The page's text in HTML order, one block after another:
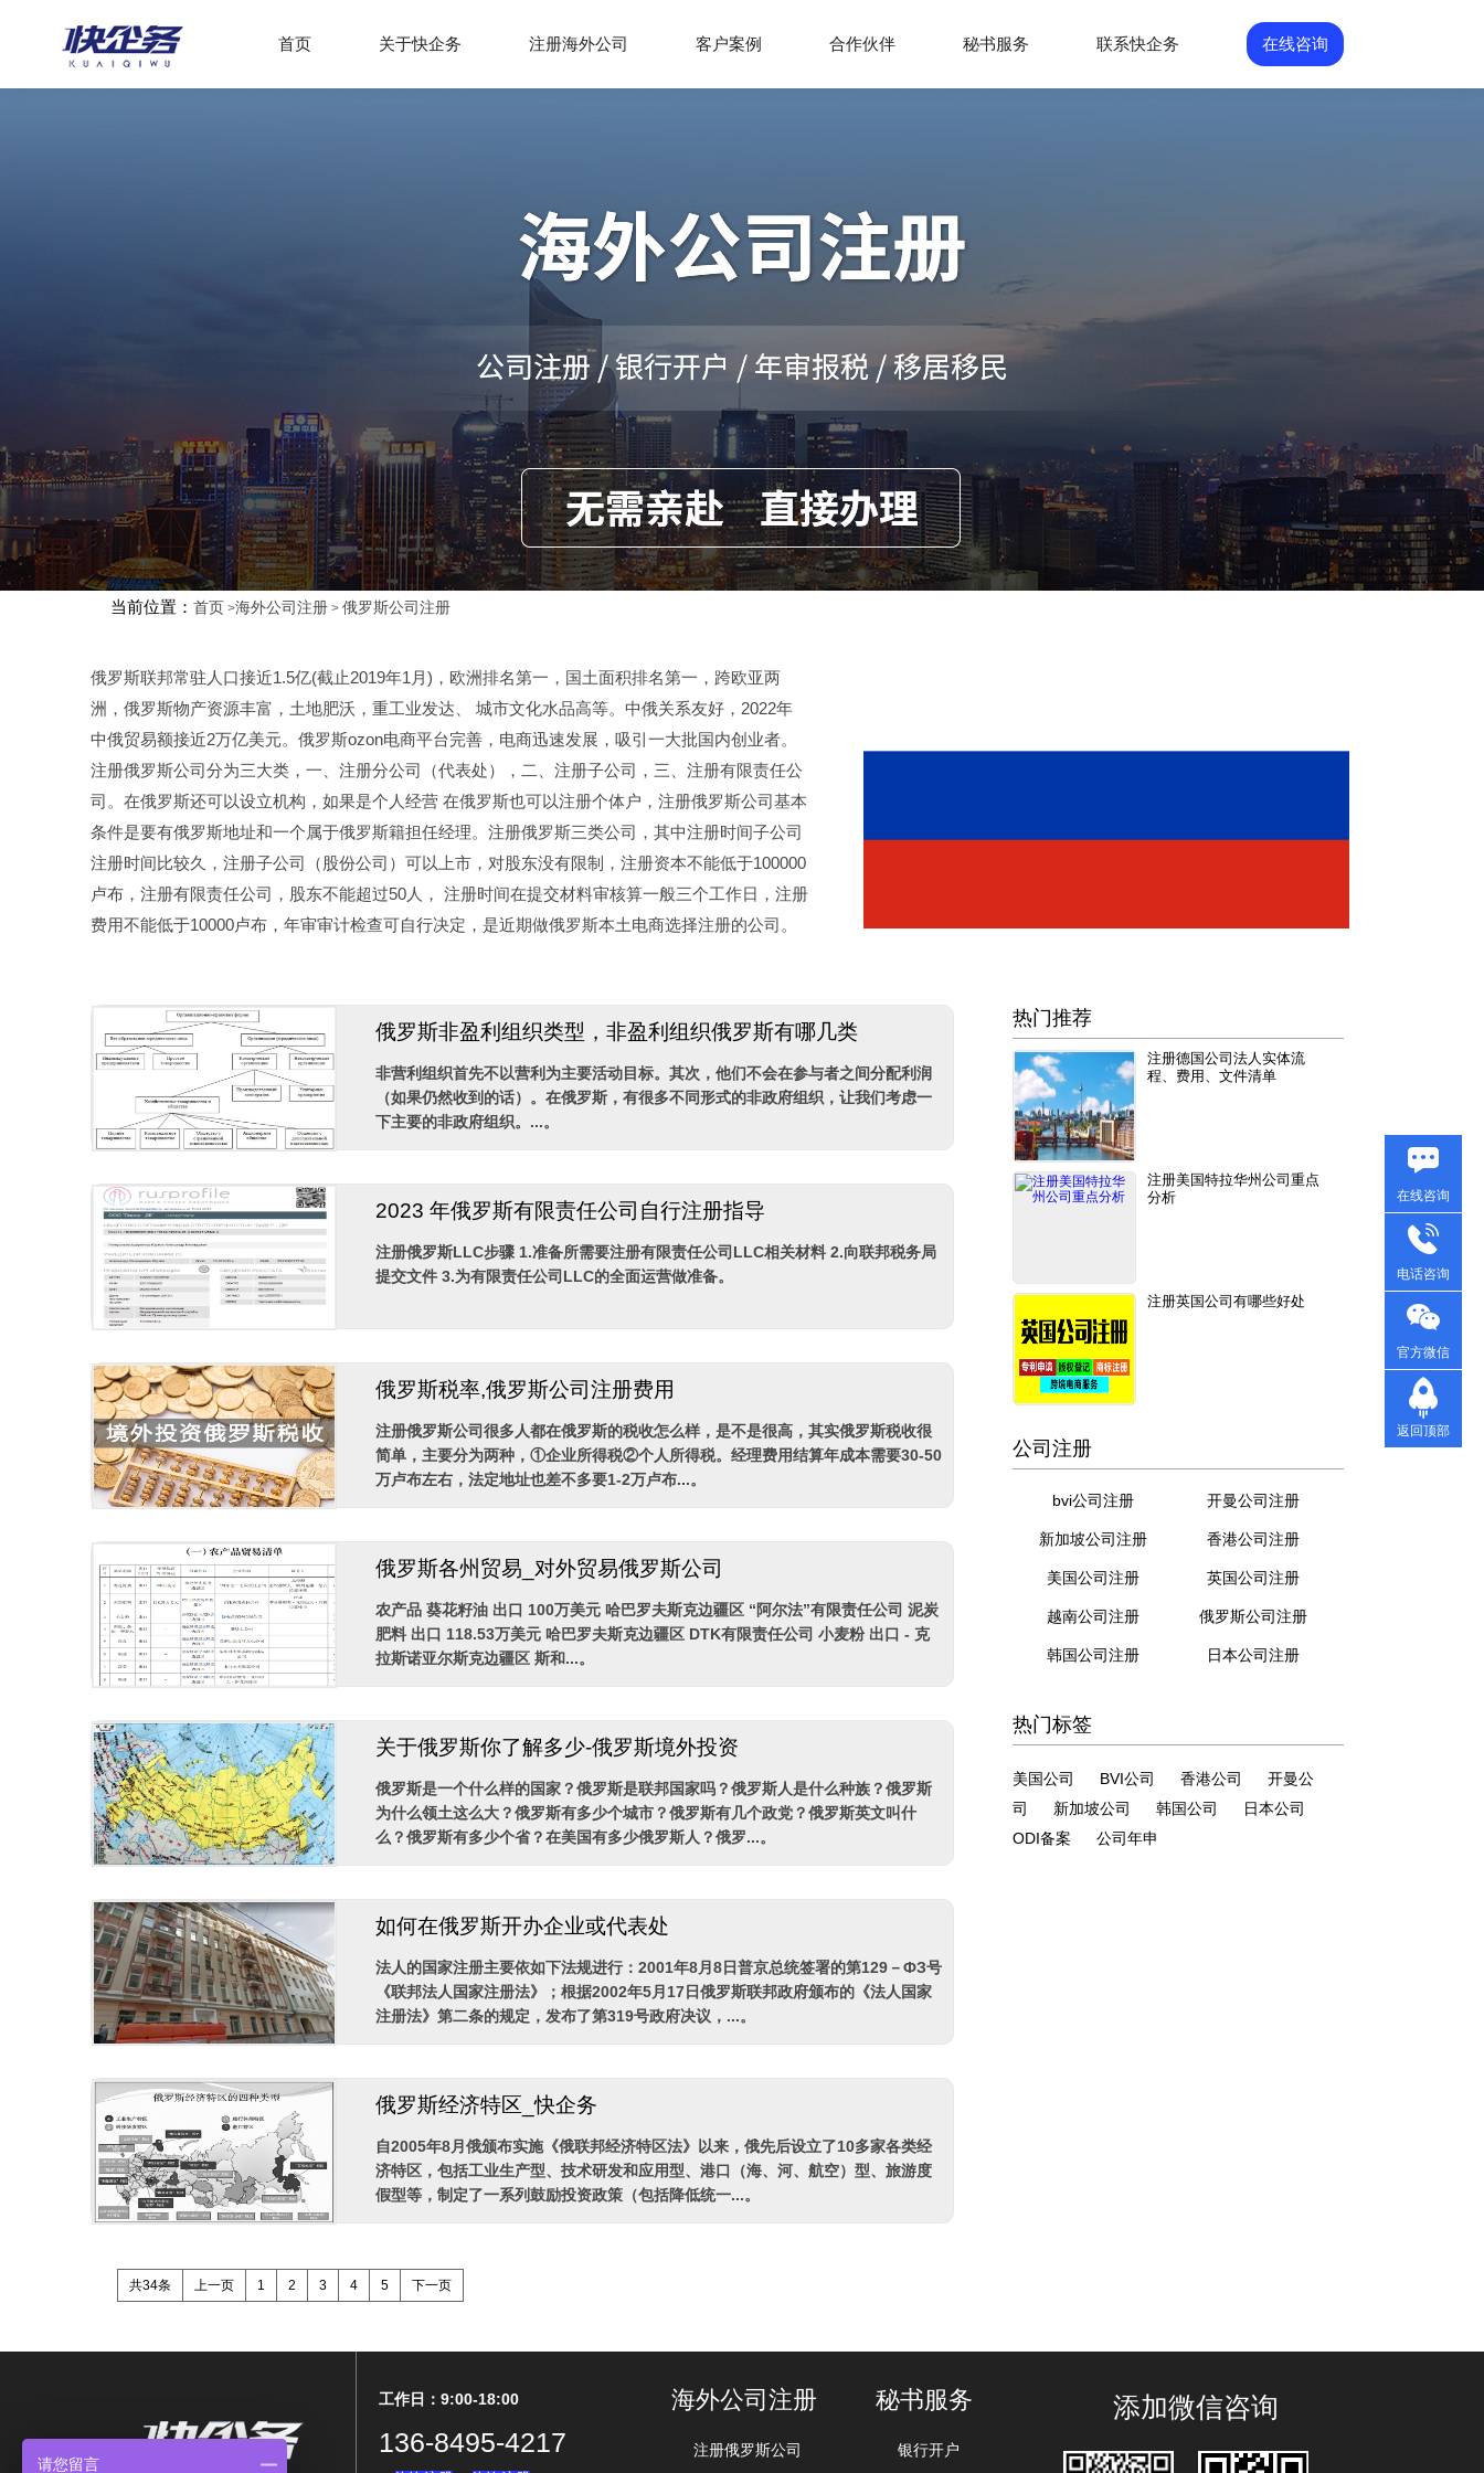
首页 关于快企务 注册海外公司 客户案例 合作伙伴 秘书服务 联系快企务 在线咨询
当前位置： 首页 >海外公司注册 > 俄罗斯公司注册
俄罗斯联邦常驻人口接近1.5亿(截止2019年1月)，欧洲排名第一，国土面积排名第一，跨欧亚两
洲，俄罗斯物产资源丰富，土地肥沃，重工业发达、 城市文化水品高等。中俄关系友好，2022年
中俄贸易额接近2万亿美元。俄罗斯ozon电商平台完善，电商迅速发展，吸引一大批国内创业者。
注册俄罗斯公司分为三大类，一、注册分公司（代表处），二、注册子公司，三、注册有限责任公
司。在俄罗斯还可以设立机构，如果是个人经营 在俄罗斯也可以注册个体户，注册俄罗斯公司基本
条件是要有俄罗斯地址和一个属于俄罗斯籍担任经理。注册俄罗斯三类公司，其中注册时间子公司
注册时间比较久，注册子公司（股份公司）可以上市，对股东没有限制，注册资本不能低于100000
卢布，注册有限责任公司，股东不能超过50人， 注册时间在提交材料审核算一般三个工作日，注册
费用不能低于10000卢布，年审审计检查可自行决定，是近期做俄罗斯本土电商选择注册的公司。
俄罗斯非盈利组织类型，非盈利组织俄罗斯有哪几类
非营利组织首先不以营利为主要活动目标。其次，他们不会在参与者之间分配利润
（如果仍然收到的话）。在俄罗斯，有很多不同形式的非政府组织，让我们考虑一
下主要的非政府组织。...。
2023 年俄罗斯有限责任公司自行注册指导
注册俄罗斯LLC步骤 1.准备所需要注册有限责任公司LLC相关材料 2.向联邦税务局
提交文件 3.为有限责任公司LLC的全面运营做准备。
俄罗斯税率,俄罗斯公司注册费用
注册俄罗斯公司很多人都在俄罗斯的税收怎么样，是不是很高，其实俄罗斯税收很
简单，主要分为两种，①企业所得税②个人所得税。经理费用结算年成本需要30-50
万卢布左右，法定地址也差不多要1-2万卢布...。
俄罗斯各州贸易_对外贸易俄罗斯公司
农产品 葵花籽油 出口 100万美元 哈巴罗夫斯克边疆区 “阿尔法”有限责任公司 泥炭
肥料 出口 118.53万美元 哈巴罗夫斯克边疆区 DTK有限责任公司 小麦粉 出口 - 克
拉斯诺亚尔斯克边疆区 斯和...。
关于俄罗斯你了解多少-俄罗斯境外投资
俄罗斯是一个什么样的国家？俄罗斯是联邦国家吗？俄罗斯人是什么种族？俄罗斯
为什么领土这么大？俄罗斯有多少个城市？俄罗斯有几个政党？俄罗斯英文叫什
么？俄罗斯有多少个省？在美国有多少俄罗斯人？俄罗...。
如何在俄罗斯开办企业或代表处
法人的国家注册主要依如下法规进行：2001年8月8日普京总统签署的第129－ФЗ号
《联邦法人国家注册法》；根据2002年5月17日俄罗斯联邦政府颁布的《法人国家
注册法》第二条的规定，发布了第319号政府决议，...。
俄罗斯经济特区_快企务
自2005年8月俄颁布实施《俄联邦经济特区法》以来，俄先后设立了10多家各类经
济特区，包括工业生产型、技术研发和应用型、港口（海、河、航空）型、旅游度
假型等，制定了一系列鼓励投资政策（包括降低统一...。
热门推荐
注册德国公司法人实体流
程、费用、文件清单
注册美国特拉华州公司重点
分析
注册英国公司有哪些好处
公司注册
bvi公司注册 开曼公司注册
新加坡公司注册 香港公司注册
美国公司注册 英国公司注册
越南公司注册 俄罗斯公司注册
韩国公司注册 日本公司注册
热门标签
美国公司 BVI公司 香港公司
开曼公
司
新加坡公司 韩国公司
日本公司
ODI备案
公司年申
共34条 上一页 1 2 3 4 5 下一页
工作日：9:00-18:00
136-8495-4217
海外公司注册
注册俄罗斯公司
秘书服务
银行开户
添加微信咨询
在线咨询
电话咨询
官方微信
返回顶部
请您留言